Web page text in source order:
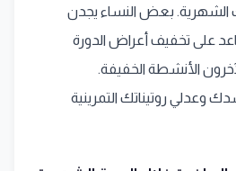
الشهرية. بعض النساء يجدن
على تخفيف أعراض الدورة
الأنشطة الخفيفة.
وعدلي روتيناتك التمرينية